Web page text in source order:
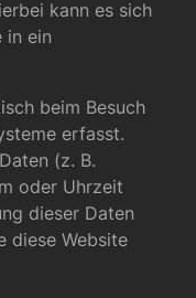
kann es sich
in ein
beim Besuch
erfasst.
(z. B.
oder Uhrzeit
dieser Daten
diese Website